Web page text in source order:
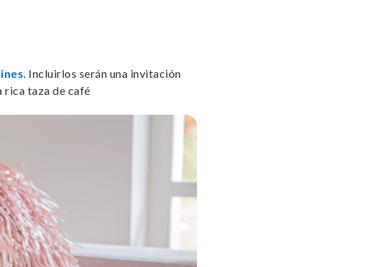
. Incluirlos serán una invitación
rica taza de café